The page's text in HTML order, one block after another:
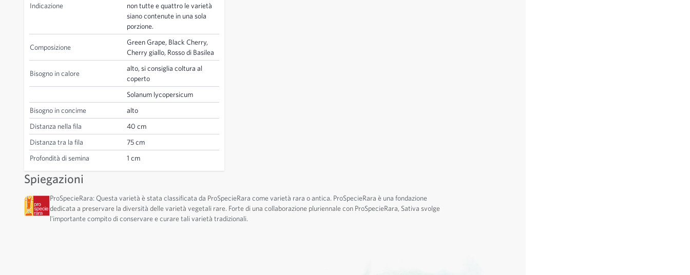
Indicazione
non tutte e quattro le varietà
siano contenute in una sola
porzione.
Composizione
Green Grape, Black Cherry,
Cherry giallo, Rosso di Basilea
Bisogno in calore
alto, si consiglia coltura al
coperto
Solanum lycopersicum
Bisogno in concime
alto
Distanza nella fila
40 cm
Distanza tra la fila
75 cm
Profondità di semina
1 cm
Spiegazioni
ProSpecieRara: Questa varietà è stata classificata da ProSpecieRara come varietà rara o antica. ProSpecieRara è una fondazione
dedicata a preservare la diversità delle varietà vegetali rare. Forte di una collaborazione pluriennale con ProSpecieRara, Sativa svolge
l'importante compito di conservare e curare tali varietà tradizionali.